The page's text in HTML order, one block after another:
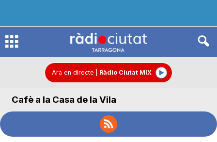
R
d
Ara en directe Ràdio Ciutat MIX
Cafè a la Casa de la Vila